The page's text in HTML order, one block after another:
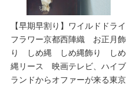
【早期早割り】ワイルドドライ
フラワー京都西陣織 お正月飾
り しめ縄 しめ縄飾り しめ
縄リース 映画テレビ、ハイブ
ランドからオファーが来る東京